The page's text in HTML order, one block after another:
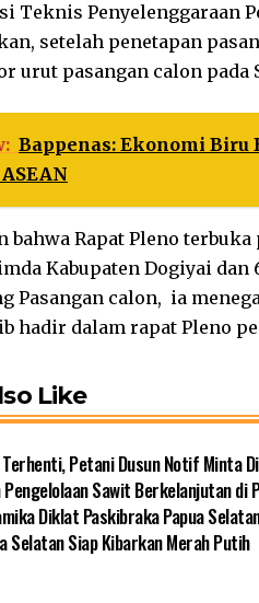
Teknis Penyelenggaraan
setelah penetapan
urut pasangan calon pada
Bappenas: Ekonomi Biru
bahwa Rapat Pleno
Kabupaten Dogiyai
Pasangan calon, ia
hadir dalam rapat Pleno
Like
Petani Dusun Notif Minta
Sawit Berkelanjutan di
Diklat Paskibraka Papua
Selatan Siap Kibarkan Merah Putih